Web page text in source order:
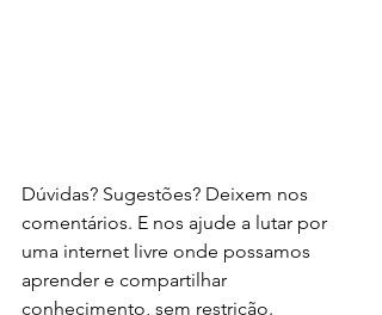
Dúvidas? Sugestões? Deixem nos
comentários. E nos ajude a lutar por
uma internet livre onde possamos
aprender e compartilhar
conhecimento, sem restrição.